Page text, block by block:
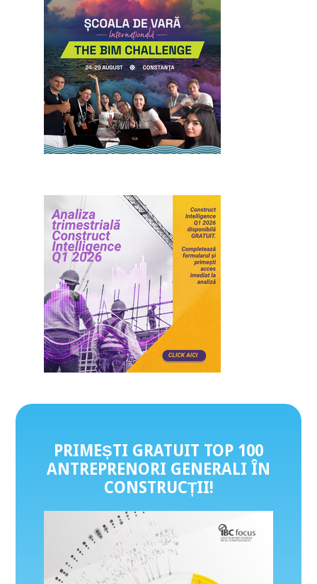
PRIMEȘTI GRATUIT TOP 100
ANTREPRENORI GENERALI ÎN
CONSTRUCȚII!